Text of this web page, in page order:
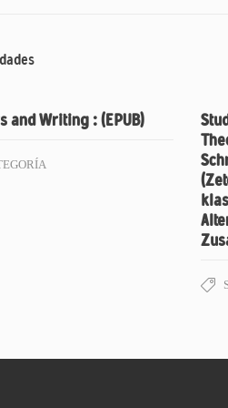
and Writing : (EPUB)